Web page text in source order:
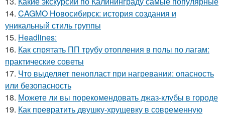
14. CAGMO Новосибирск: история создания и
уникальный стиль группы
15. Headlines:
16. Как спрятать ПП трубу отопления в полы по лагам:
практические советы
17. Что выделяет пенопласт при нагревании: опасность
или безопасность
18. Можете ли вы порекомендовать джаз-клубы в городе
19. Как превратить двушку-хрущевку в современную